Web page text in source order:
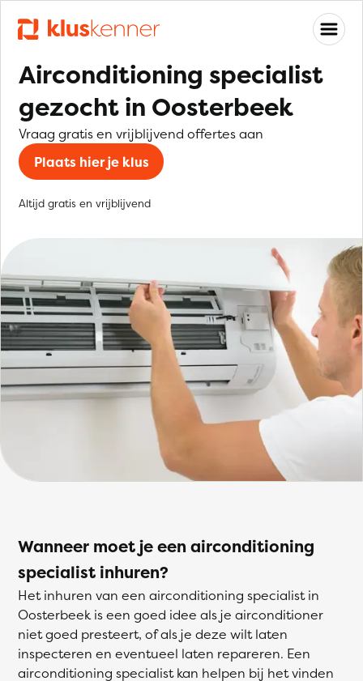
Airconditioning specialist
gezocht in Oosterbeek
Vraag gratis en vrijblijvend offertes aan
Plaats hier je klus
Altijd gratis en vrijblijvend
Wanneer moet je een airconditioning
specialist inhuren?
Het inhuren van een airconditioning specialist in
Oosterbeek is een goed idee als je airconditioner
niet goed presteert, of als je deze wilt laten
inspecteren en eventueel laten repareren. Een
airconditioning specialist kan helpen bij het vinden